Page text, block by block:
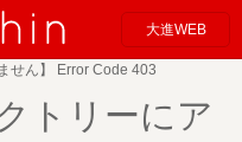
大進WEB
せん】 Error Code 403
トリーにア